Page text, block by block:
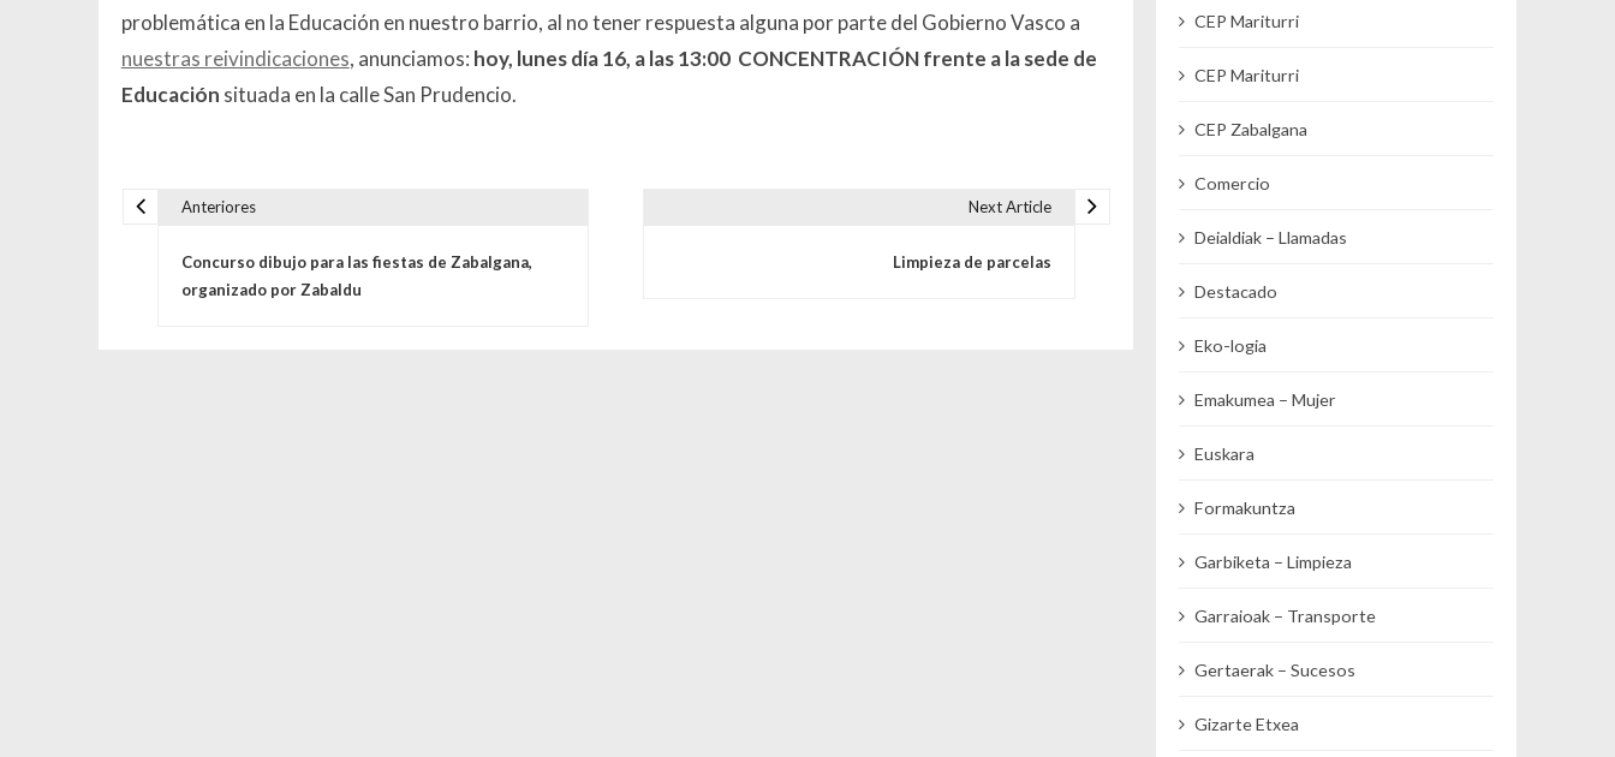
problemática en la Educación en nuestro barrio, al no tener respuesta alguna por parte del Gobierno Vasco a
nuestras reivindicaciones, anunciamos: hoy, lunes día 16, a las 13:00 CONCENTRACIÓN frente a la sede de
Educación situada en la calle San Prudencio.
Anteriores
Concurso dibujo para las fiestas de Zabalgana,
organizado por Zabaldu
Next Article
Limpieza de parcelas
CEP Mariturri
CEP Mariturri
CEP Zabalgana
Comercio
Deialdiak – Llamadas
Destacado
Eko-logia
Emakumea – Mujer
Euskara
Formakuntza
Garbiketa – Limpieza
Garraioak – Transporte
Gertaerak – Sucesos
Gizarte Etxea